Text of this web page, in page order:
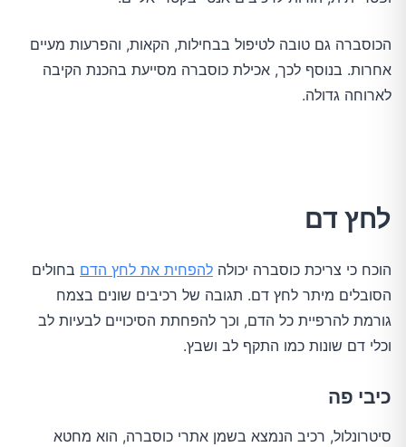
הכוסברה גם טובה לטיפול בבחילות, הקאות, והפרעות מעיים
אחרות. בנוסף לכך, אכילת כוסברה מסייעת בהכנת הקיבה
לארוחה גדולה.
לחץ דם
הוכח כי צריכת כוסברה יכולה להפחית את לחץ הדם בחולים
הסובלים מיתר לחץ דם. תגובה של רכיבים שונים בצמח
גורמת להרפיית כל הדם, וכך להפחתת הסיכויים לבעיות לב
וכלי דם שונות כמו התקף לב ושבץ.
כיבי פה
סיטרונלול, רכיב הנמצא בשמן אתרי כוסברה, הוא מחטא